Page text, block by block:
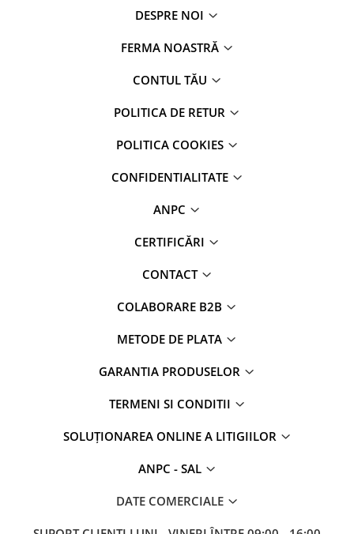
DESPRE NOI
FERMA NOASTRĂ
CONTUL TĂU
POLITICA DE RETUR
POLITICA COOKIES
CONFIDENTIALITATE
ANPC
CERTIFICĂRI
CONTACT
COLABORARE B2B
METODE DE PLATA
GARANTIA PRODUSELOR
TERMENI SI CONDITII
SOLUȚIONAREA ONLINE A LITIGIILOR
ANPC - SAL
DATE COMERCIALE